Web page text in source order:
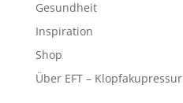
Gesundheit
Inspiration
Shop
Über EFT – Klopfakupressur